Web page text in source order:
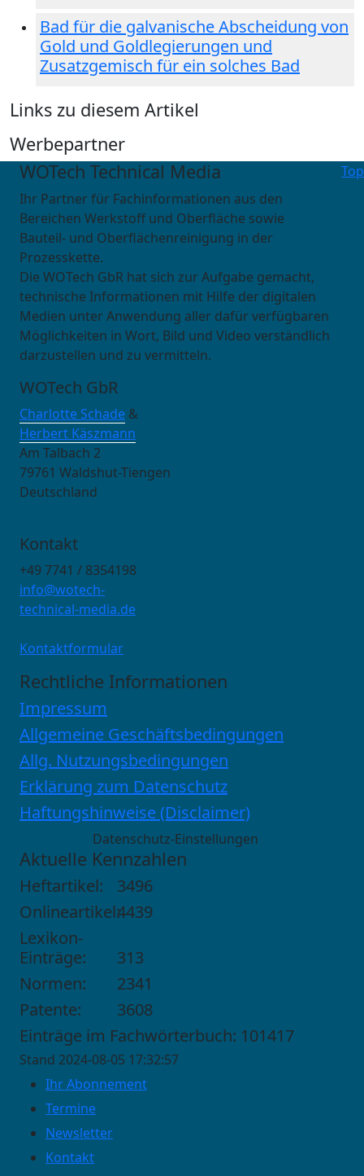
Bad für die galvanische Abscheidung von
Gold und Goldlegierungen und
Zusatzgemisch für ein solches Bad
Links zu diesem Artikel
Werbepartner
Top
WOTech Technical Media
Ihr Partner für Fachinformationen aus den
Bereichen Werkstoff und Oberfläche sowie
Bauteil- und Oberflächenreinigung in der
Prozesskette.
Die WOTech GbR hat sich zur Aufgabe gemacht,
technische Informationen mit Hilfe der digitalen
Medien unter Anwendung aller dafür verfügbaren
Möglichkeiten in Wort, Bild und Video verständlich
darzustellen und zu vermitteln.
WOTech GbR
Charlotte Schade &
Herbert Käszmann
Am Talbach 2
79761 Waldshut-Tiengen
Deutschland
Kontakt
+49 7741 / 8354198
info@wotech-
technical-media.de
Kontaktformular
Rechtliche Informationen
Impressum
Allgemeine Geschäftsbedingungen
Allg. Nutzungsbedingungen
Erklärung zum Datenschutz
Haftungshinweise (Disclaimer)
Datenschutz-Einstellungen
Aktuelle Kennzahlen
Heftartikel:
3496
Onlineartikel:4439
Lexikon-
Einträge:
313
Normen:
2341
Patente:
3608
Einträge im Fachwörterbuch: 101417
Stand 2024-08-05 17:32:57
Ihr Abonnement
Termine
Newsletter
Kontakt